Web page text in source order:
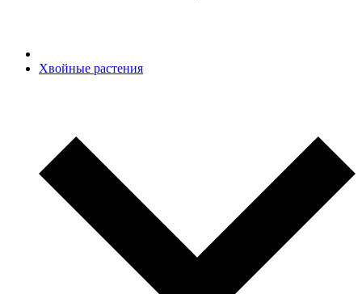
Хвойные растения